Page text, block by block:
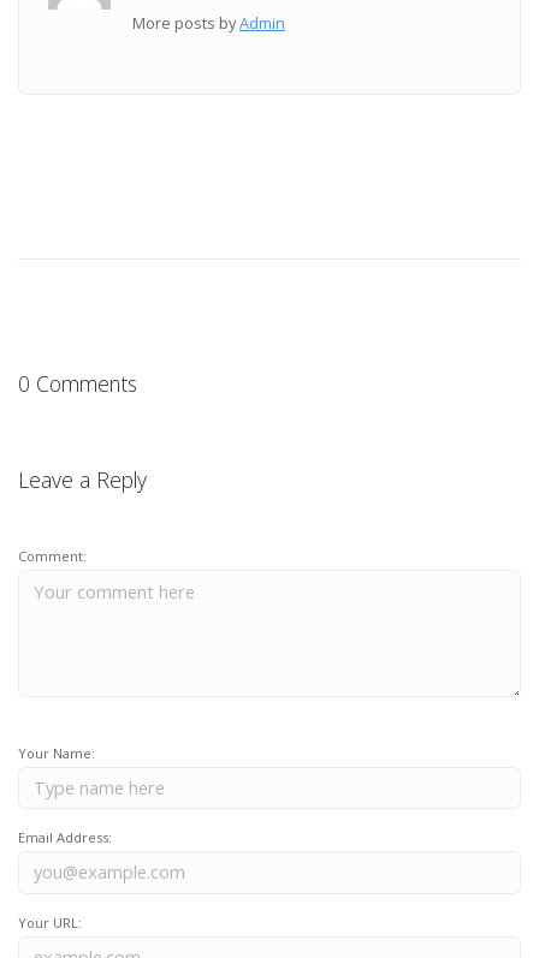
More posts byAdmin
0 Comments
Leave a Reply
Comment:
Your Name:
Email Address:
Your URL: